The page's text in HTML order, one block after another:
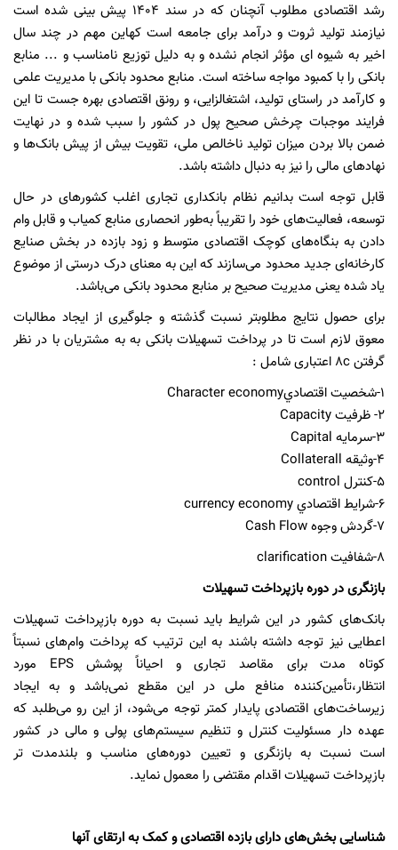
رشد اقتصادی مطلوب آنچنان که در سند 1404 پیش بینی شده است
نیازمند تولید ثروت و درآمد برای جامعه است کهاین مهم در چند سال
اخیر به شیوه ای مؤثر انجام نشده و به دلیل توزیع نامناسب و ... منابع
بانکی را با کمبود مواجه ساخته است. منابع محدود بانکی با مدیریت علمی
و کارآمد در راستای تولید، اشتغالزایی، و رونق اقتصادی بهره جست تا این
فرایند موجبات چرخش صحیح پول در کشور را سبب شده و در نهایت
ضمن بالا بردن میزان تولید ناخالص ملی، تقویت بیش از پیش بانک‌ها و
نهادهای مالی را نیز به دنبال داشته باشد.
قابل توجه است بدانیم نظام بانکداری تجاری اغلب کشورهای در حال
توسعه، فعالیت‌های خود را تقریباً به‌طور انحصاری منابعکمیاب و قابل وام
دادن به بنگاه‌های کوچک اقتصادی متوسط و زود بازده در بخش صنایع
کارخانه‌ای جدید محدود می‌سازند که این به معنای درک درستی از موضوع
یاد شده یعنی مدیریت صحیح بر منابع محدود بانکی می‌باشد.
برای حصول نتایج مطلوبتر نسبت گذشته و جلوگیری از ایجاد مطالبات
معوق لازم است تا در پرداخت تسهیلات بانکی به به مشتریان با در نظر
گرفتنc8 اعتباری شامل :
1-شخصيت اقتصادي
Character economy
2- ظرفيتCapacity
3-سرمايه
Capital
4-وثيقه
Collaterall
5-كنترل
control
6-شرايط اقتصادي
currency economy
7-گردش وجو
هCash Flow
8-شفافیت
clarification
بازنگری در دوره بازپرداخت تسهیلات
بانک‌های کشور در این شرایطباید نسبت به دوره بازپرداخت تسهیلات
اعطایی نیز توجه داشته باشند به این ترتیب که پرداخت وام‌های نسبتاً
کوتاه مدت برای مقاصد تجاریو احیاناً پوششEPS مورد
انتظار،تأمین‌کننده منافع ملی در این مقطع نمی‌باشد و به ایجاد
زیرساخت‌های اقتصادی پایدار کمتر توجه می‌شود، از این رو می‌طلبد که
عهده دار مسئولیت کنترل و تنظیم سیستم‌های پولی و مالی در کشور
است نسبت به بازنگری و تعیین دوره‌های مناسب و بلندمدت تر
بازپرداخت تسهیلاتاقدام مقتضی را معمول نماید.
شناسایی بخش‌های دارای بازده اقتصادی و کمک به ارتقای آنها